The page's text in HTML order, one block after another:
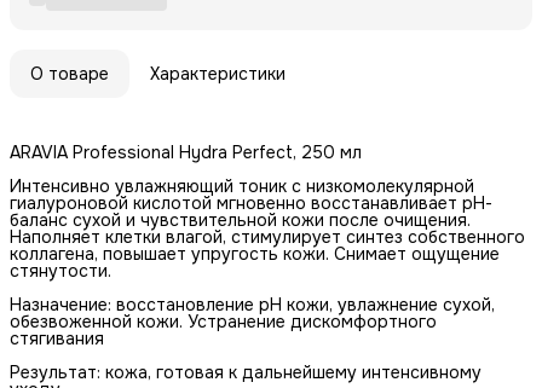
О товаре Характеристики
ARAVIA Professional Hydra Perfect, 250 мл
Интенсивно увлажняющий тоник с низкомолекулярной
гиалуроновой кислотой мгновенно восстанавливает рН-
баланс сухой и чувствительной кожи после очищения.
Наполняет клетки влагой, стимулирует синтез собственного
коллагена, повышает упругость кожи. Снимает ощущение
стянутости.
Назначение: восстановление рН кожи, увлажнение сухой,
обезвоженной кожи. Устранение дискомфортного
стягивания
Результат: кожа, готовая к дальнейшему интенсивному